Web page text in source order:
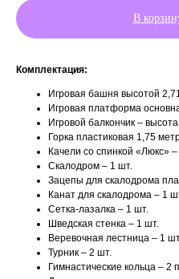
В
Комплектация:
Игровая башня высотой
Игровая платформа
Игровой балкончик –
Горка пластиковая 1,75
Качели со спинкой «Люкс»
Скалодром – 1 шт.
Зацепы для скалодрома
Канат для скалодрома – 1
Сетка-лазалка – 1 шт.
Шведская стенка – 1 шт.
Веревочная лестница – 1
Турник – 2 шт.
Гимнастические кольца – 2